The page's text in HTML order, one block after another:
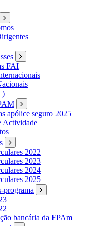
FAI
)
apólice seguro 2025
Actividade
2022
2023
2024
2025
programa
bancária da FPAm